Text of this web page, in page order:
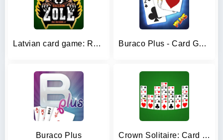
Latvian card game: RaccoonZole Buraco Plus - Card Games
Buraco Plus Crown Solitaire: Card Game